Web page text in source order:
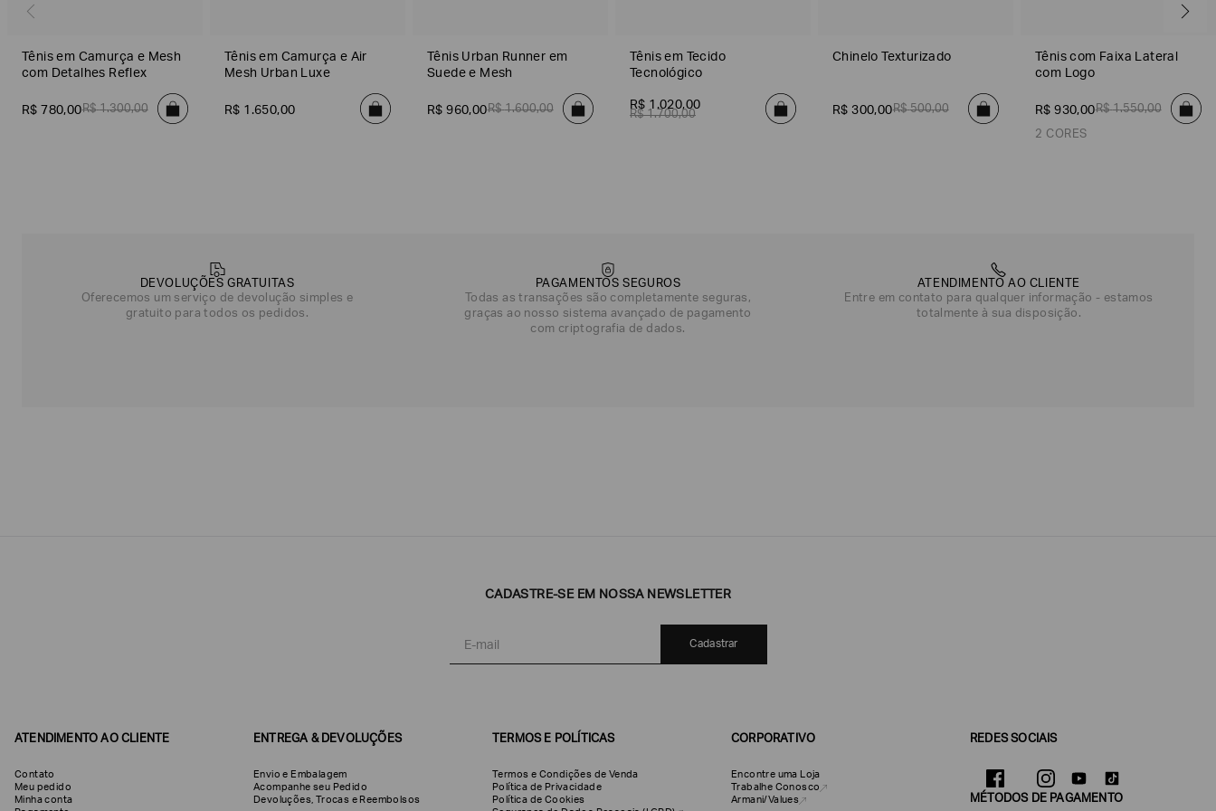
Tênis em Camurça e Mesh
com Detalhes Reflex
R$ 780,00R$ 1.300,00
Tênis em Camurça e Air
Mesh Urban Luxe
R$ 1 .650,00
Tênis Urban Runner em
Suede e Mesh
R$ 960,00R$ 1.600,00
Tênis em Tecido
Tecnológico
R$ 1 .020,00
R$ 1.700,00
Chinelo Texturizado
R$ 300,00R$ 500,00
Tênis com Faixa Lateral
com Logo
R$ 930,00R$ 1.550,00
2 CORES
DEVOLUÇÕES GRATUITAS
Oferecemos um serviço de devolução simples e
gratuito para todos os pedidos.
PAGAMENTOS SEGUROS
Todas as transações são completamente seguras,
graças ao nosso sistema avançado de pagamento
com criptografia de dados.
ATENDIMENTO AO CLIENTE
Entre em contato para qualquer informação - estamos
totalmente à sua disposição.
CADASTRE-SE EM NOSSA NEWSLETTER
Cadastrar
ATENDIMENTO AO CLIENTE
Contato
Meu pedido
Minha conta
ENTREGA & DEVOLUÇÕES
Envio e Embalagem
Acompanhe seu Pedido
Devoluções, Trocas e Reembolsos
TERMOS E POLÍTICAS
Termos e Condições de Venda
Política de Privacidade
Política de Cookies
CORPORATIVO
Encontre uma Loja
Trabalhe Conosco
Armani/Values
REDES SOCIAIS
MÉTODOS DE PAGAMENTO
contar
mais
sobre
você?
EA7
Armani
Masculinos